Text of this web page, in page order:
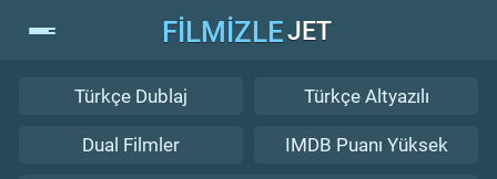
FİLMİZLEJET
Türkçe Dublaj Türkçe Altyazılı
Dual Filmler IMDB Puanı Yüksek